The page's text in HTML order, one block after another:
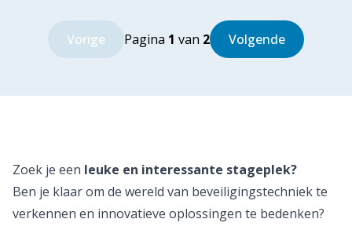
Vorige Pagina 1 van 2 Volgende
Zoek je een leuke en interessante stageplek?
Ben je klaar om de wereld van beveiligingstechniek te
verkennen en innovatieve oplossingen te bedenken?